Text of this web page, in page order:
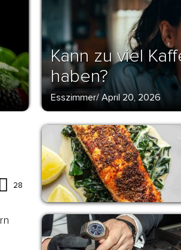
Kann zu viel
haben?
Esszimmer/ April 20, 2026
28